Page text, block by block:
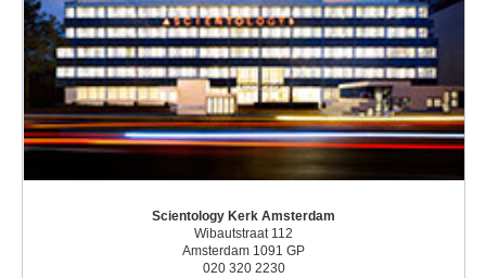
Scientology Kerk Amsterdam
Wibautstraat 112
Amsterdam 1091 GP
020 320 2230